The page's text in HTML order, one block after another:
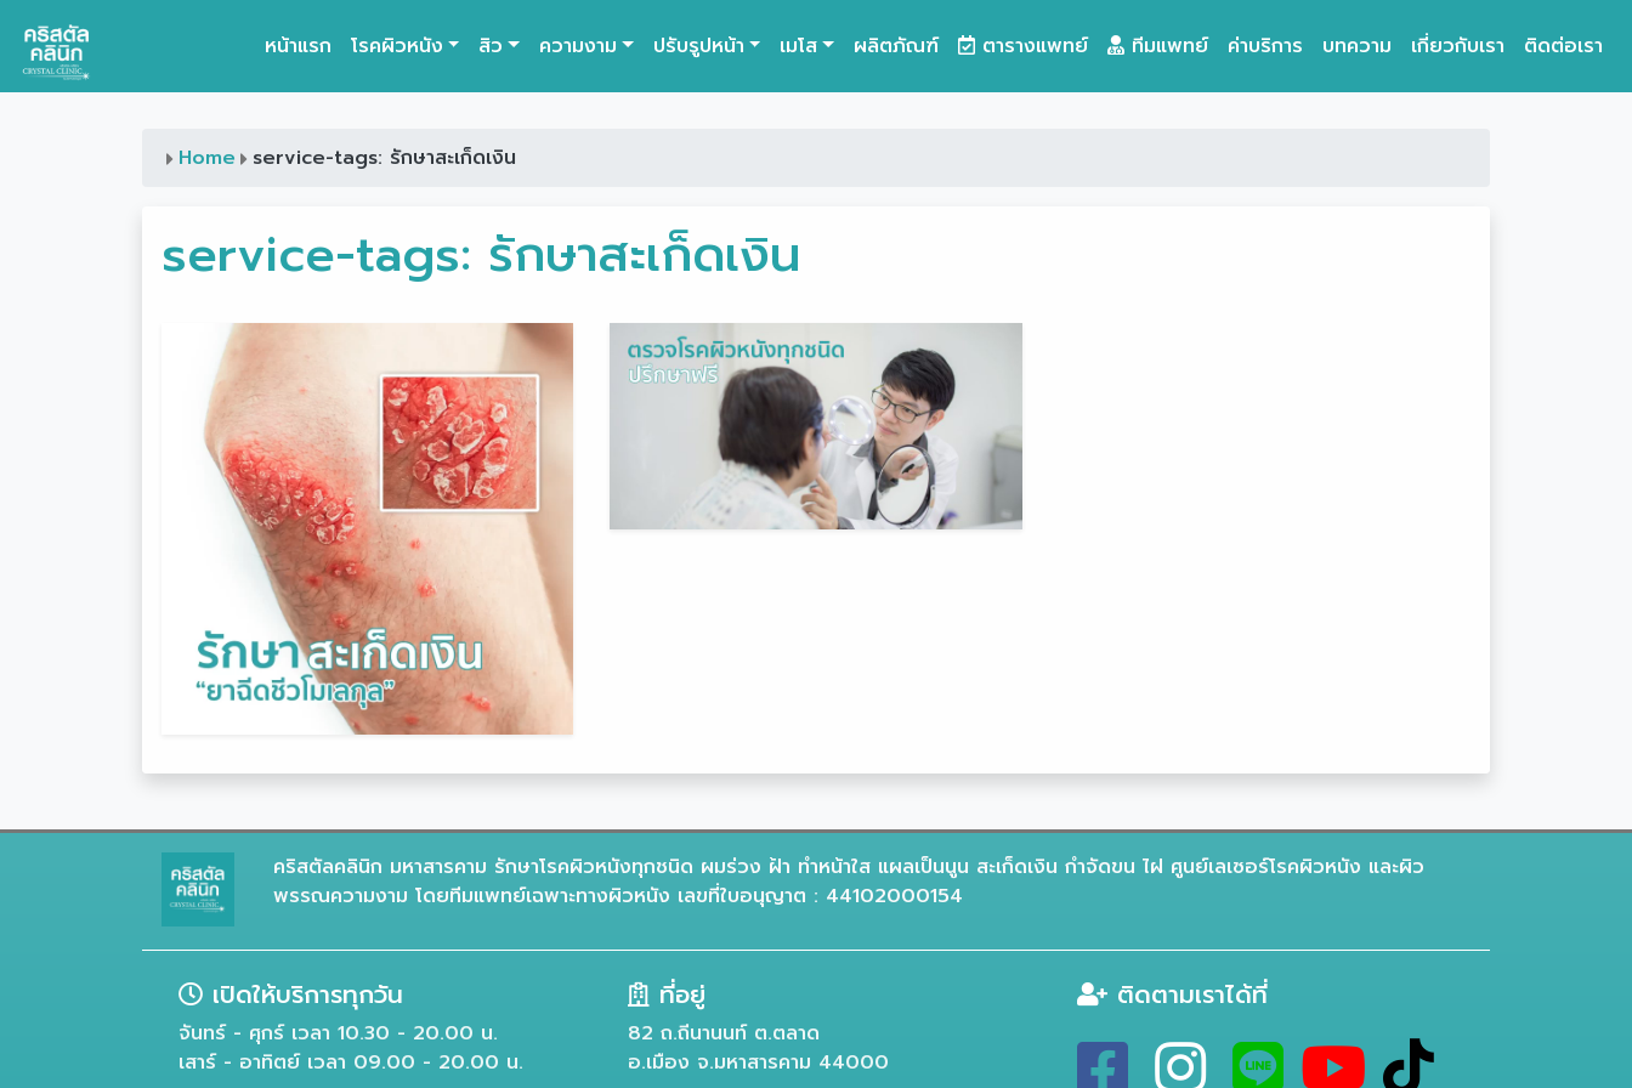
Main Navigation
หน้าแรก โรคผิวหนัง สิว ความงาม ปรับรูปหน้า เมโส ผลิตภัณฑ์ ตารางแพทย์ ทีมแพทย์ ค่าบริการ บทความ เกี่ยวกับเรา ติดต่อเรา
Home service-tags: รักษาสะเก็ดเงิน
service-tags: รักษาสะเก็ดเงิน
คริสตัลคลินิก มหาสารคาม รักษาโรคผิวหนังทุกชนิด ผมร่วง ฝ้า ทำหน้าใส แผลเป็นนูน สะเก็ดเงิน กำจัดขน ไฝ ศูนย์เลเซอร์โรคผิวหนัง และผิว
พรรณความงาม โดยทีมแพทย์เฉพาะทางผิวหนัง เลขที่ใบอนุญาต : 44102000154
เปิดให้บริการทุกวัน
จันทร์ - ศุกร์ เวลา 10.30 - 20.00 น.
เสาร์ - อาทิตย์ เวลา 09.00 - 20.00 น.
ที่อยู่
82 ถ.ถีนานนท์ ต.ตลาด
อ.เมือง จ.มหาสารคาม 44000
ติดตามเราได้ที่